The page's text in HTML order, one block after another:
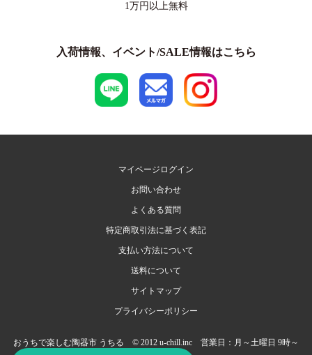
1万円以上無料
入荷情報、イベント/SALE情報はこちら
マイページログイン
お問い合わせ
よくある質問
特定商取引法に基づく表記
支払い方法について
送料について
サイトマップ
プライバシーポリシー
おうちで楽しむ陶器市 うちる © 2012 u-chill.inc 営業日：月～土曜日 9時～